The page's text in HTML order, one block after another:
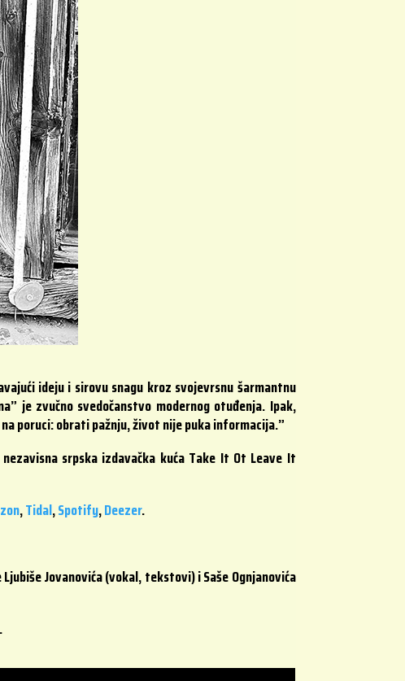
ideju i sirovu snagu kroz svojevrsnu šarmantnu
je zvučno svedočanstvo modernog otuđenja. Ipak,
poruci: obrati pažnju, život nije puka informacija.”
srpska izdavačka kuća Take It Ot Leave It
,Tidal,Spotify,Deezer.
Jovanovića (vokal, tekstovi) i Saše Ognjanovića